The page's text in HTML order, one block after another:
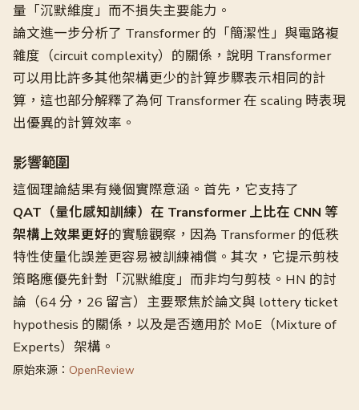
量「沉默維度」而不損失主要能力。
論文進一步分析了 Transformer 的「簡潔性」與電路複
雜度（circuit complexity）的關係，說明 Transformer
可以用比許多其他架構更少的計算步驟表示相同的計
算，這也部分解釋了為何 Transformer 在 scaling 時表現
出優異的計算效率。
影響範圍
這個理論結果有幾個實際意涵。首先，它支持了
QAT（量化感知訓練）在 Transformer 上比在 CNN 等
架構上效果更好的實驗觀察，因為 Transformer 的低秩
特性使量化誤差更容易被訓練補償。其次，它提示剪枝
策略應優先針對「沉默維度」而非均勻剪枝。HN 的討
論（64 分，26 留言）主要聚焦於論文與 lottery ticket
hypothesis 的關係，以及是否適用於 MoE（Mixture of
Experts）架構。
原始來源： OpenReview